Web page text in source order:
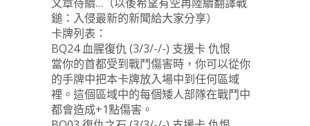
鎚：入侵最新的新聞給大家分享）
卡牌列表：
BQ24 血腥復仇 (3/3/-/-) 支援卡 仇恨
當你的首都受到戰鬥傷害時，你可以從你
的手牌中把本卡牌放入場中到任何區域
裡。這個區域中的每個矮人部隊在戰鬥中
都會造成+1點傷害。